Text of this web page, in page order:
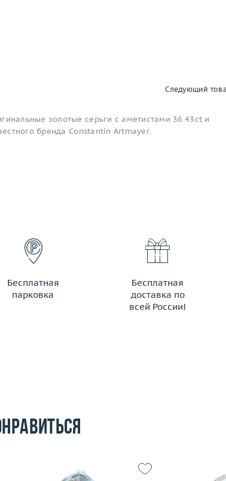
Следующий
золотые серьги с аметистами 36.43ct и
бренда Constantin Artmayer.
Бесплатная
парковка
Бесплатная
доставка по
всей России!